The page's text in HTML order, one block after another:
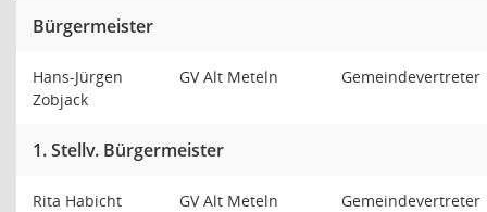
Bürgermeister
Hans-Jürgen
Zobjack
GV Alt Meteln Gemeindevertreter
1. Stellv. Bürgermeister
Rita Habicht GV Alt Meteln Gemeindevertreter